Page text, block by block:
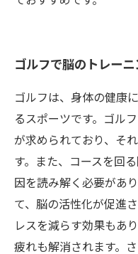
ゴルフで脳のトレーニ
ゴルフは、身体の健康
るスポーツです。ゴル
が求められており、そ
す。また、コースを回
因を読み解く必要があ
て、脳の活性化が促進
レスを減らす効果もあ
疲れも解消されます。